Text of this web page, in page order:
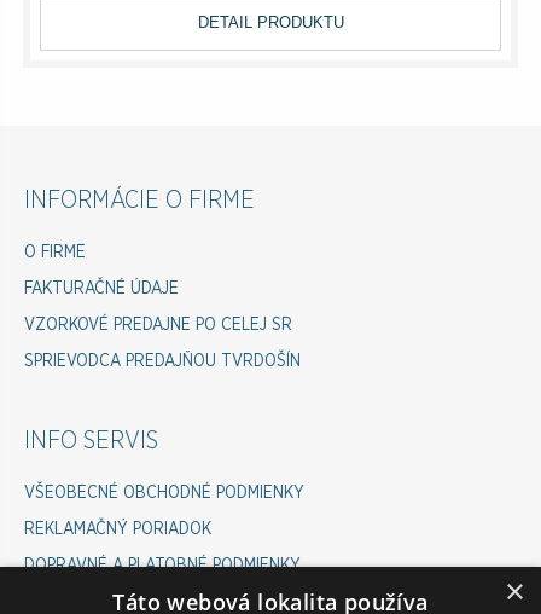
DETAIL PRODUKTU
INFORMÁCIE O FIRME
O FIRME
FAKTURAČNÉ ÚDAJE
VZORKOVÉ PREDAJNE PO CELEJ SR
SPRIEVODCA PREDAJŇOU TVRDOŠÍN
INFO SERVIS
VŠEOBECNÉ OBCHODNÉ PODMIENKY
REKLAMAČNÝ PORIADOK
DOPRAVNÉ A PLATOBNÉ PODMIENKY
COOKIES POLICY ×
Táto webová lokalita používa